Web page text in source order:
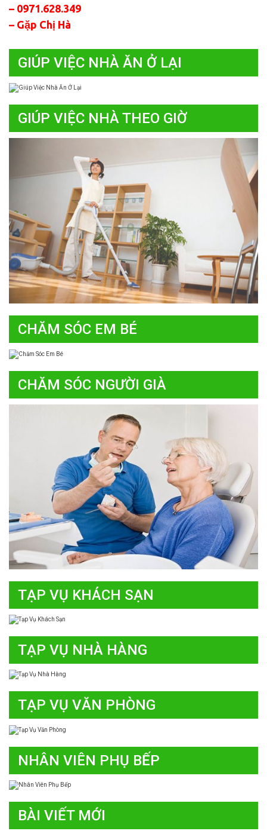
– 0971.628.349
– Gặp Chị Hà
GIÚP VIỆC NHÀ ĂN Ở LẠI
GIÚP VIỆC NHÀ THEO GIỜ
CHĂM SÓC EM BÉ
CHĂM SÓC NGƯỜI GIÀ
TẠP VỤ KHÁCH SẠN
TẠP VỤ NHÀ HÀNG
TẠP VỤ VĂN PHÒNG
NHÂN VIÊN PHỤ BẾP
BÀI VIẾT MỚI